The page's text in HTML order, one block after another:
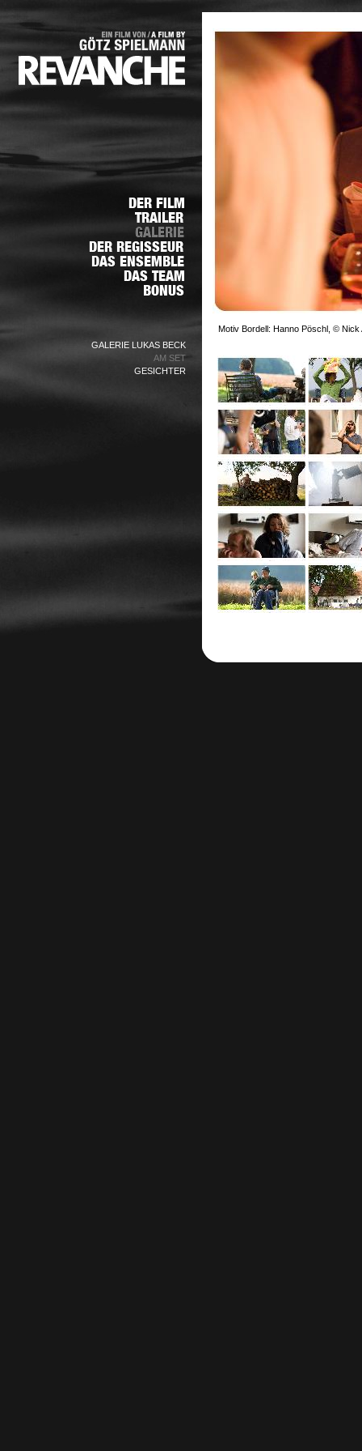
GALERIE LUKAS BECK
AM SET
GESICHTER
Motiv Bordell: Hanno Pöschl, © Nick